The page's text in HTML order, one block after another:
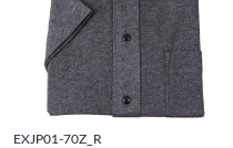
EXJP01-70Z_R